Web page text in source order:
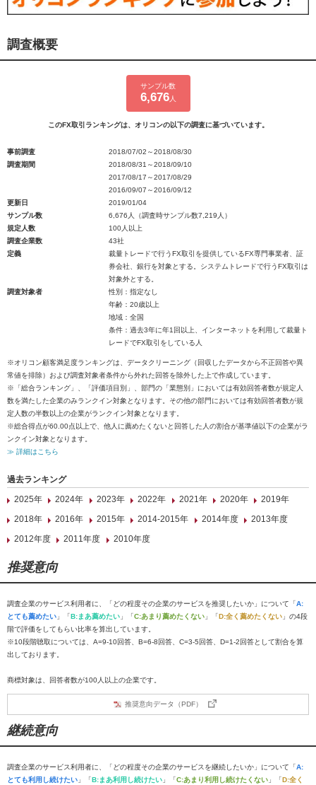
調査概要
サンプル数
6,676人
このFX取引ランキングは、オリコンの以下の調査に基づいています。
事前調査
2018/07/02～2018/08/30
調査期間
2018/08/31～2018/09/10
2017/08/17～2017/08/29
2016/09/07～2016/09/12
更新日
2019/01/04
サンプル数
6,676人（調査時サンプル数7,219人）
規定人数
100人以上
調査企業数
43社
定義
裁量トレードで行うFX取引を提供しているFX専門事業者、証
券会社、銀行を対象とする。システムトレードで行うFX取引は
対象外とする。
調査対象者
性別：指定なし
年齢：20歳以上
地域：全国
条件：過去3年に年1回以上、インターネットを利用して裁量ト
レードでFX取引をしている人
※オリコン顧客満足度ランキングは、データクリーニング（回収したデータから不正回答や異
常値を排除）および調査対象者条件から外れた回答を除外した上で作成しています。
※「総合ランキング」、「評価項目別」、部門の「業態別」においては有効回答者数が規定人
数を満たした企業のみランクイン対象となります。その他の部門においては有効回答者数が規
定人数の半数以上の企業がランクイン対象となります。
※総合得点が60.00点以上で、他人に薦めたくないと回答した人の割合が基準値以下の企業がラ
ンクイン対象となります。
≫ 詳細はこちら
過去ランキング
2025年
2024年 2023年 2022年 2021年 2020年
2019年
2018年
2016年 2015年 2014-2015年 2014年度
2013年度
2012年度
2011年度 2010年度
推奨意向
調査企業のサービス利用者に、「どの程度その企業のサービスを推奨したいか」について「A:
とても薦めたい 」「B:まあ薦めたい 」「C:あまり薦めたくない 」「D:全く薦めたくない 」の4段
階で評価をしてもらい比率を算出しています。
※10段階聴取については、A=9-10回答、B=6-8回答、C=3-5回答、D=1-2回答として割合を算
出しております。
商標対象は、回答者数が100人以上の企業です。
推奨意向データ（PDF）
継続意向
調査企業のサービス利用者に、「どの程度その企業のサービスを継続したいか」について「A:
とても利用し続けたい 」「B:まあ利用し続けたい 」「C:あまり利用し続けたくない 」「D:全く